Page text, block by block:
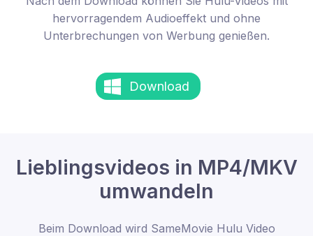
hervorragendem Audioeffekt und ohne
Unterbrechungen von Werbung genießen.
Download
Lieblingsvideos in MP4/MKV
umwandeln
Beim Download wird SameMovie Hulu Video